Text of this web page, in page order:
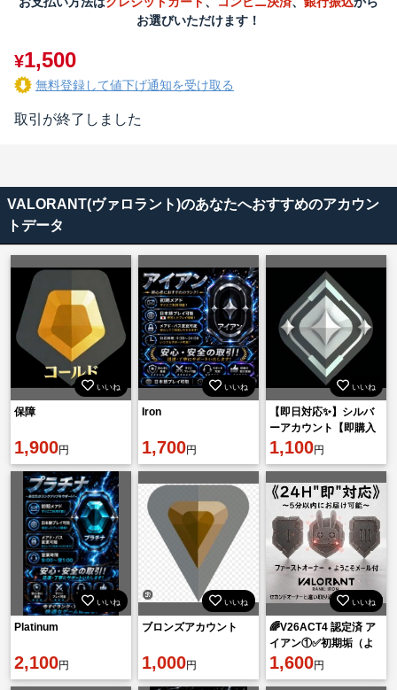
お選びいただけます！
¥1,500
無料登録して値下げ通知を受け取る
取引が終了しました
VALORANT(ヴァロラント)のあなたへおすすめのアカウン
トデータ
いいね
保障
1,900円
いいね
Iron
1,700円
いいね
【即日対応✨️】シルバ
ーアカウント【即購入
可能💰️】
1,100円
いいね
Platinum
2,100円
いいね
ブロンズアカウント
1,000円
いいね
🌈V26ACT4 認定済 ア
イアン①✅️初期垢（よ
うこそ📧）FAトークン
1,600円